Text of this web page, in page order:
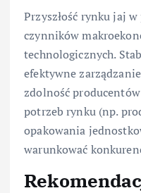
Przyszłość rynku jaj
czynników
technologicznych.
efektywne
zdolność
potrzeb rynku (np.
opakowania
warunkować